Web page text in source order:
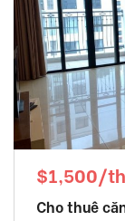
$1,500/
Cho thuê